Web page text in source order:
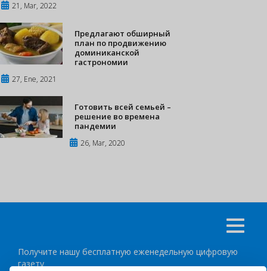
21, Mar, 2022
Предлагают обширный
план по продвижению
доминиканской
гастрономии
27, Ene, 2021
Готовить всей семьей –
решение во времена
пандемии
26, Mar, 2020
Получите нашу бесплатную еженедельную цифровую
газету